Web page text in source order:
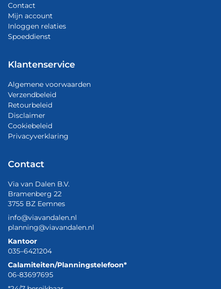
Contact
Mijn account
Inloggen relaties
Spoeddienst
Klantenservice
Algemene voorwaarden
Verzendbeleid
Retourbeleid
Disclaimer
Cookiebeleid
Privacyverklaring
Contact
Via van Dalen B.V.
Bramenberg 22
3755 BZ Eemnes
info@viavandalen.nl
planning@viavandalen.nl
Kantoor
035–6421204
Calamiteiten/Planningstelefoon*
06-83697695